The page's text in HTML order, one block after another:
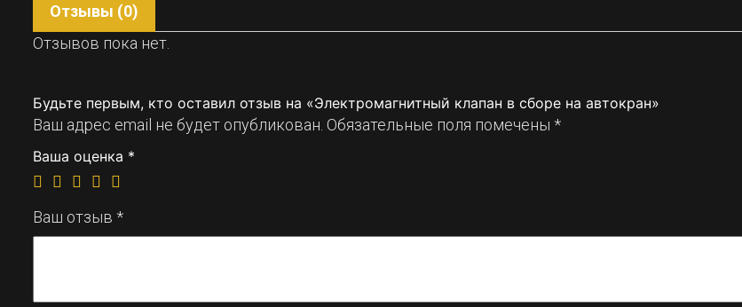
Отзывы (0)
Отзывов пока нет.
Будьте первым, кто оставил отзыв на «Электромагнитный клапан в сборе на автокран»
Ваш адрес email не будет опубликован. Обязательные поля помечены *
Ваша оценка *
Ваш отзыв *